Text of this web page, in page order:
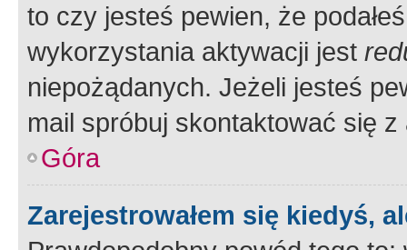
to czy jesteś pewien, że
wykorzystania aktywacji jest
niepożądanych. Jeżeli jesteś
mail spróbuj skontaktować się
Góra
Zarejestrowałem się kiedyś,